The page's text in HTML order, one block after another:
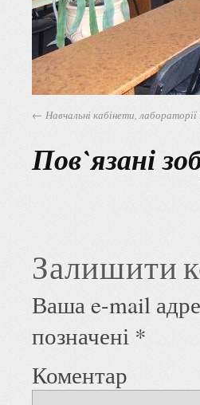
Навчальні кабінети, лабораторії
Пов`язані
Залишити
Ваша e-mail
позначені *
Коментар